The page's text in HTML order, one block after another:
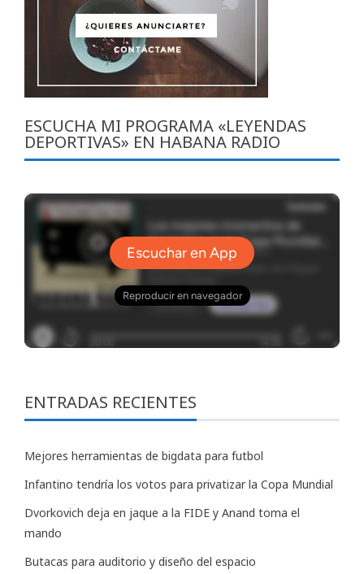
ESCUCHA MI PROGRAMA «LEYENDAS
DEPORTIVAS» EN HABANA RADIO
ENTRADAS RECIENTES
Mejores herramientas de bigdata para futbol
Infantino tendría los votos para privatizar la Copa Mundial
Dvorkovich deja en jaque a la FIDE y Anand toma el
mando
Butacas para auditorio y diseño del espacio